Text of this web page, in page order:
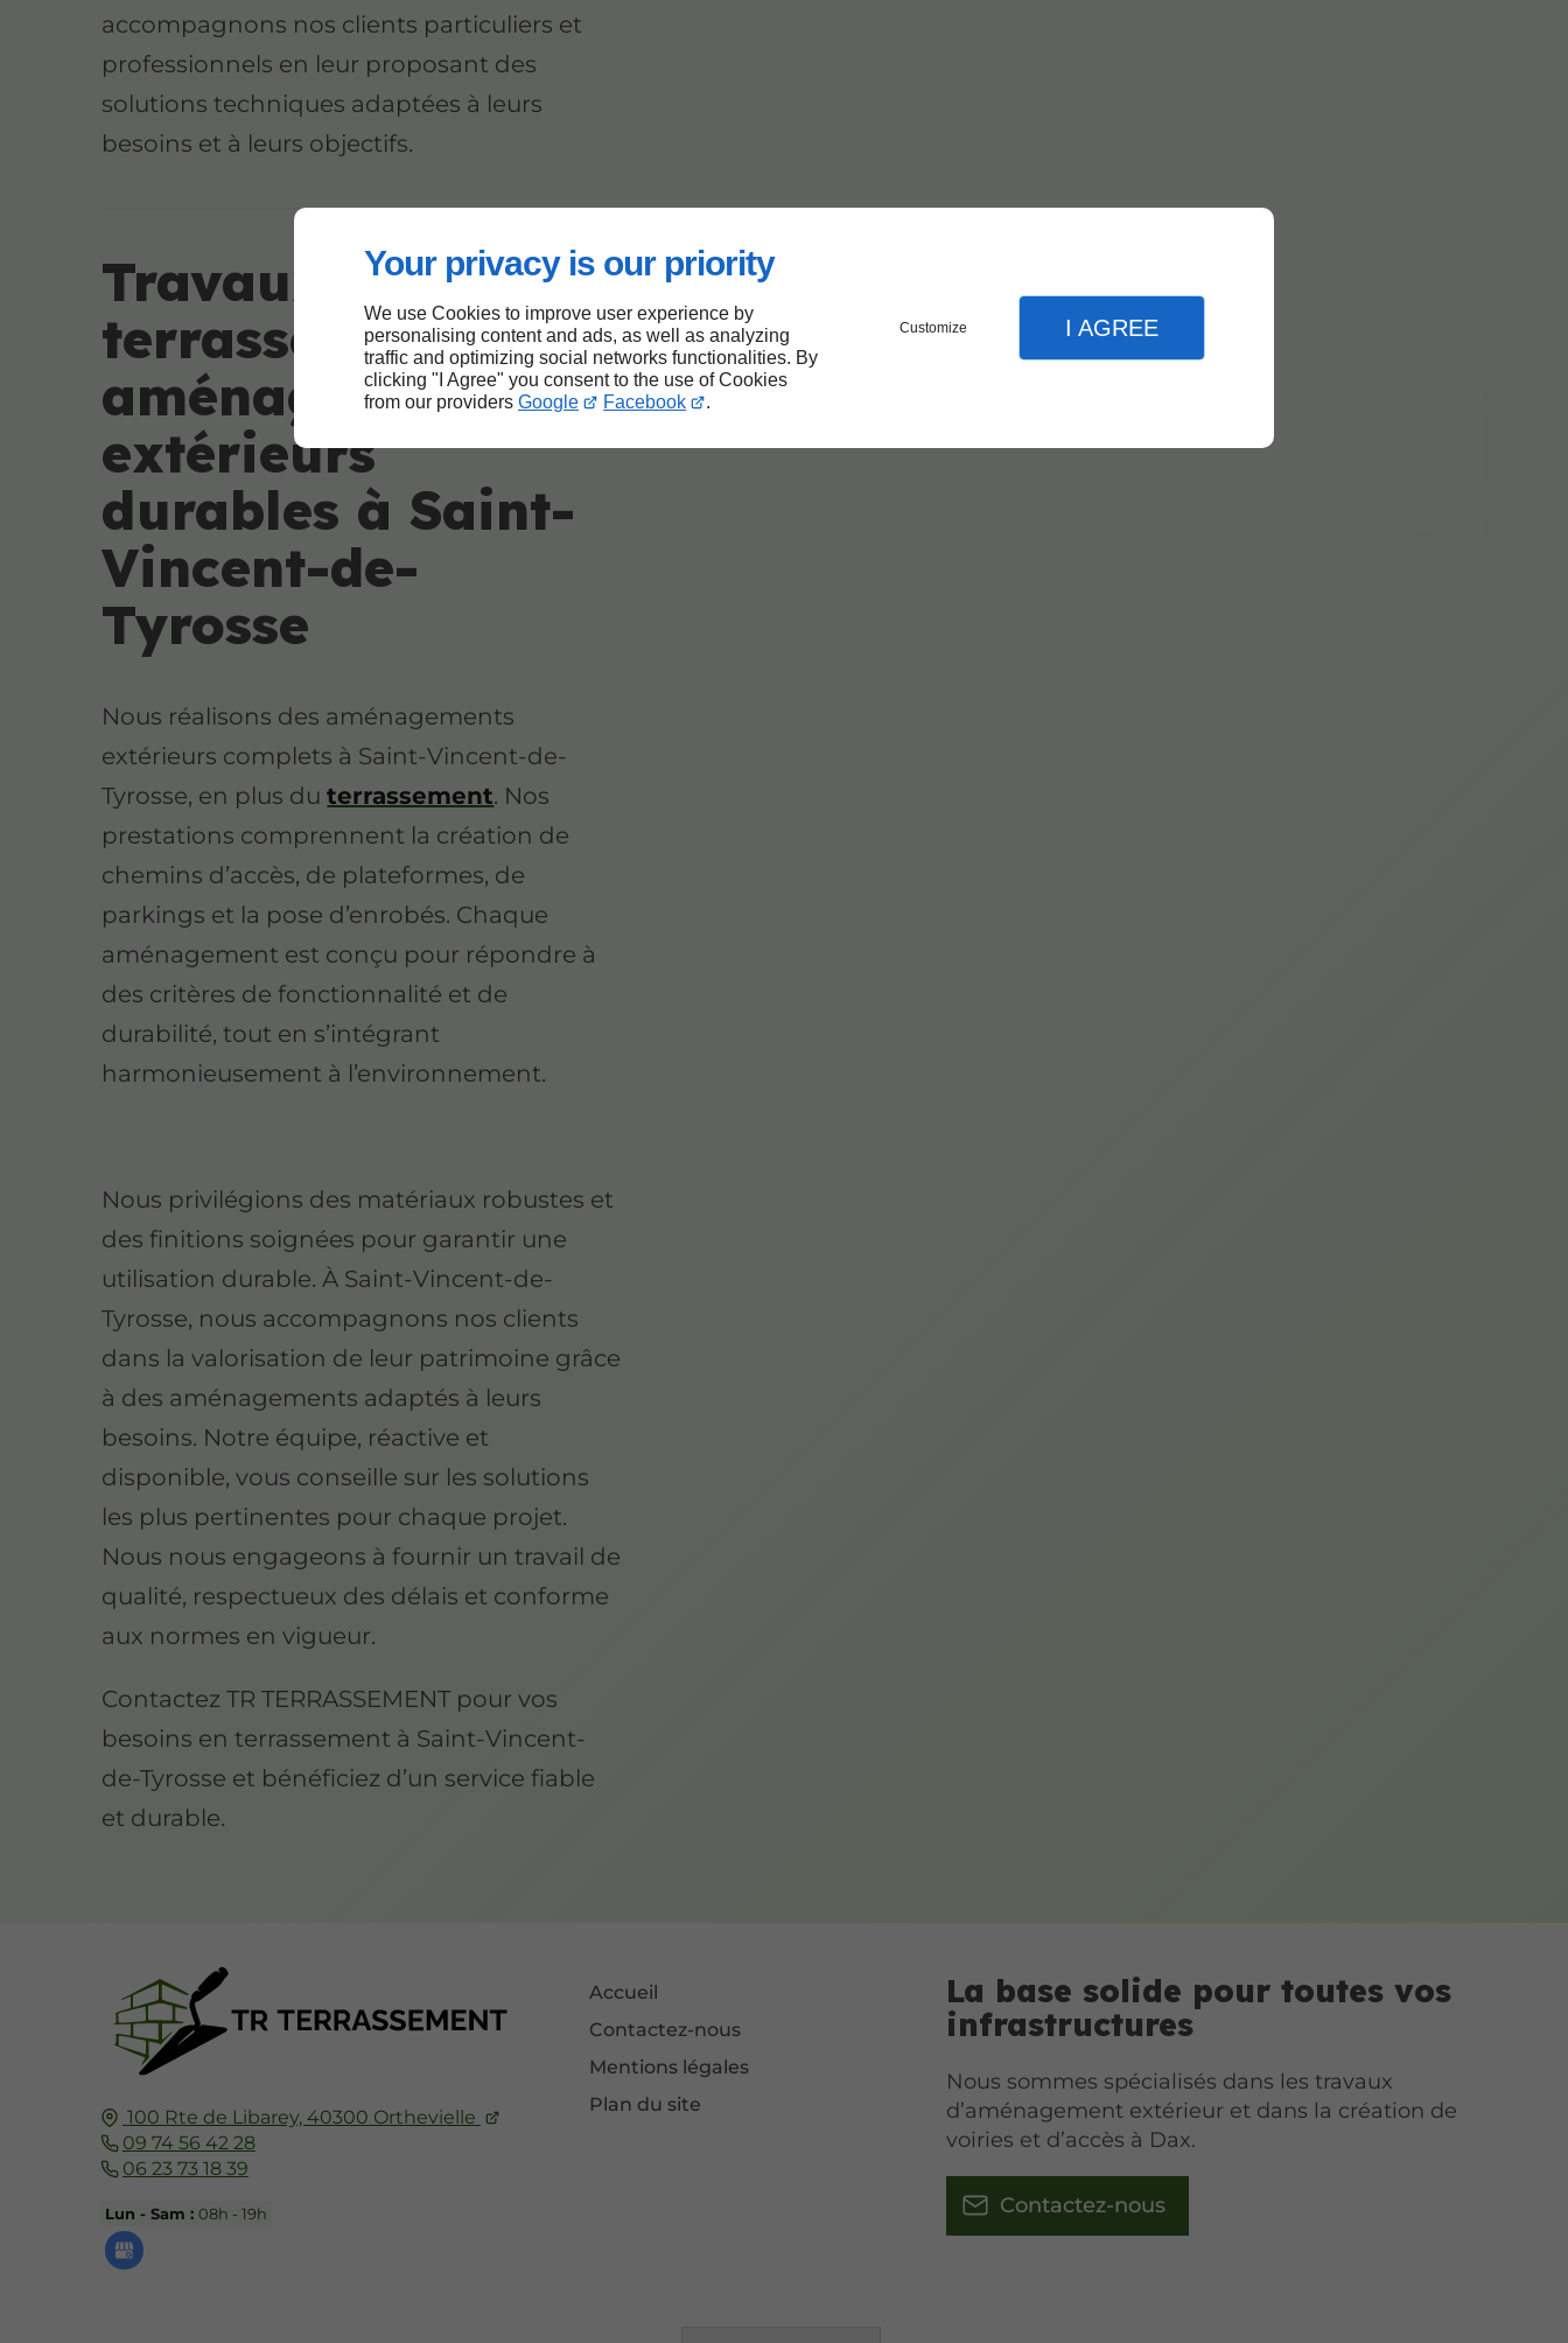
Your privacy is our priority
We use Cookies to improve user experience by
personalising content and ads, as well as analyzing
traffic and optimizing social networks functionalities. By
clicking "I Agree" you consent to the use of Cookies
from our providers Google Facebook .
Customize I AGREE
accompagnons nos clients particuliers et
professionnels en leur proposant des
solutions techniques adaptées à leurs
besoins et à leurs objectifs.
Travaux de
terrassement et
aménagements
extérieurs
durables à Saint-
Vincent-de-
Tyrosse
Nous réalisons des aménagements
extérieurs complets à Saint-Vincent-de-
Tyrosse, en plus duterrassement. Nos
prestations comprennent la création de
chemins d’accès, de plateformes, de
parkings et la pose d’enrobés. Chaque
aménagement est conçu pour répondre à
des critères de fonctionnalité et de
durabilité, tout en s’intégrant
harmonieusement à l’environnement.
Nous privilégions des matériaux robustes et
des finitions soignées pour garantir une
utilisation durable. À Saint-Vincent-de-
Tyrosse, nous accompagnons nos clients
dans la valorisation de leur patrimoine grâce
à des aménagements adaptés à leurs
besoins. Notre équipe, réactive et
disponible, vous conseille sur les solutions
les plus pertinentes pour chaque projet.
Nous nous engageons à fournir un travail de
qualité, respectueux des délais et conforme
aux normes en vigueur.
Contactez TR TERRASSEMENT pour vos
besoins en terrassement à Saint-Vincent-
de-Tyrosse et bénéficiez d’un service fiable
et durable.
100 Rte de Libarey, 40300 Orthevielle
09 74 56 42 28
06 23 73 18 39
Lun - Sam : 08h - 19h
Accueil
Contactez-nous
Mentions légales
Plan du site
La base solide pour toutes vos
infrastructures
Nous sommes spécialisés dans les travaux
d’aménagement extérieur et dans la création de
voiries et d’accès à Dax.
Contactez-nous